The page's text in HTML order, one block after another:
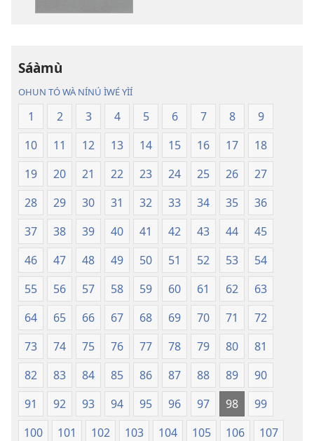
A
Tún
Ṣe
Lọ́dún
2018)
A
Tún
Ṣe
Lọ́dún
2018)
Sáàmù
OHUN TÓ WÀ NÍNÚ ÌWÉ YÌÍ
1 2 3 4 5 6 7 8
9
10
11 12 13 14 15 16 17
18
19
20 21 22 23 24 25 26
27
28
29 30 31 32 33 34 35
36
37
38 39 40 41 42 43 44
45
46
47 48 49 50 51 52 53
54
55
56 57 58 59 60 61 62
63
64
65 66 67 68 69 70 71
72
73
74 75 76 77 78 79 80
81
82
83 84 85 86 87 88 89
90
91
92 93 94 95 96 97 98
99
100
101 102 103 104 105 106
107